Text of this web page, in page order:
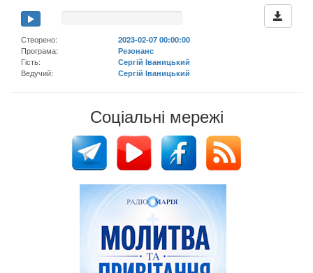
Створено:
2023-02-07 00:00:00
Програма:
Резонанс
Гість:
Сергій Іваницький
Ведучий:
Сергій Іваницький
Соціальні мережі